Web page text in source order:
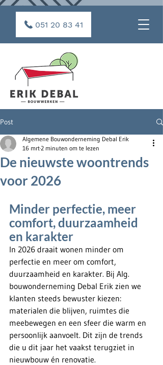
051 20 83 41
Post
De nieuwste woontrends
voor 2026
Algemene Bouwonderneming Debal Erik
16 mrt2 minuten om te lezen
Minder perfectie, meer
comfort, duurzaamheid
en karakter
In 2026 draait wonen minder om
perfectie en meer om comfort,
duurzaamheid en karakter. Bij Alg.
bouwonderneming Debal Erik zien we
klanten steeds bewuster kiezen:
materialen die blijven, ruimtes die
meebewegen en een sfeer die warm en
persoonlijk aanvoelt. Dit zijn de trends
die u dit jaar het vaakst terugziet in
nieuwbouw én renovatie.